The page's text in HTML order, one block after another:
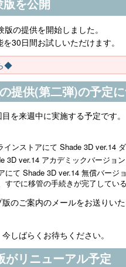
版を公開
の提供を開始しました。
30日間お試しいただけます。
◆
提供(第二弾)の予定
を来週中に実施する予定です。
ンストアにて Shade 3D ver.14
3D ver.14 アカデミックバージョ
て Shade 3D ver.14 無償バージ
でに移管の手続きが完了してい
のご案内のメールをお送りいた
しばらくお待ちください。
がリニューアル予定